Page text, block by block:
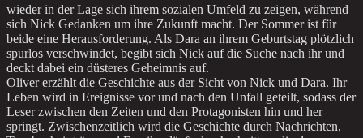
wieder in der Lage sich ihrem sozialen Umfeld zu zeigen, während
sich Nick Gedanken um ihre Zukunft macht. Der Sommer ist für
beide eine Herausforderung. Als Dara an ihrem Geburtstag plötzlich
spurlos verschwindet, begibt sich Nick auf die Suche nach ihr und
deckt dabei ein düsteres Geheimnis auf.
Oliver erzählt die Geschichte aus der Sicht von Nick und Dara. Ihr
Leben wird in Ereignisse vor und nach den Unfall geteilt, sodass der
Leser zwischen den Zeiten und den Protagonisten hin und her
springt. Zwischenzeitlich wird die Geschichte durch Nachrichten,